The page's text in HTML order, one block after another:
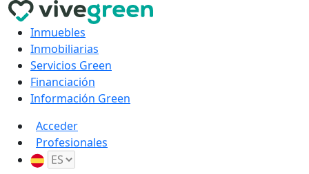
Inmuebles
Inmobiliarias
Servicios Green
Financiación
Información Green
Acceder
Profesionales